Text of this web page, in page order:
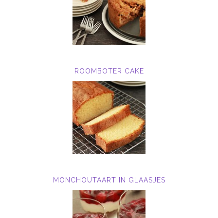
ROOMBOTER CAKE
MONCHOUTAART IN GLAASJES